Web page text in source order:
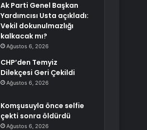
Ak Parti Genel Başkan
Yardımcısı Usta açıkladı:
Vekil dokunulmazlığı
kalkacak mı?
Ağustos 6, 2026
CHP’den Temyiz
Dilekçesi Geri Çekildi
Ağustos 6, 2026
Komşusuyla önce selfie
çekti sonra öldürdü
Ağustos 6, 2026